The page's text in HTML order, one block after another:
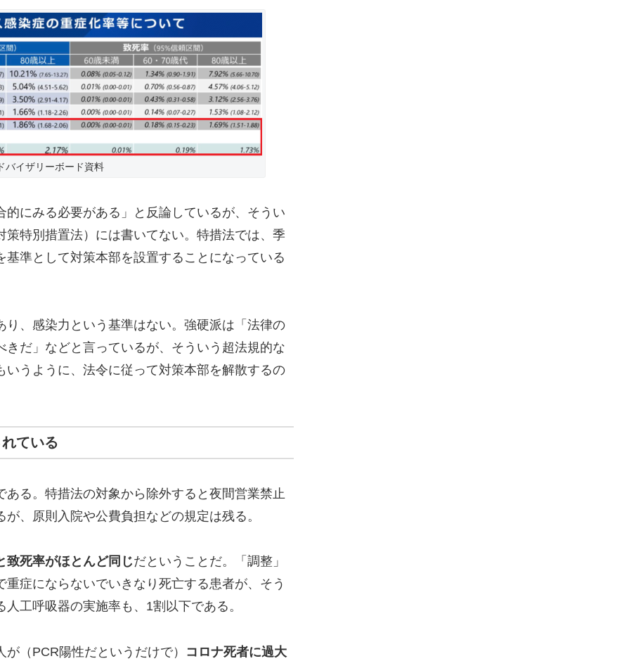
バイザリーボード資料
にみる必要がある」と反論しているが、そうい
特別措置法）には書いてない。特措法では、季
準として対策本部を設置することになっている
り、感染力という基準はない。強硬派は「法律の
だ」などと言っているが、そういう超法規的な
いうように、法令に従って対策本部を解散するの
ている
る。特措法の対象から除外すると夜間営業禁止
、原則入院や公費負担などの規定は残る。
致死率がほとんど同じだということだ。「調整」
症にならないでいきなり死亡する患者が、そう
工呼吸器の実施率も、1割以下である。
（PCR陽性だというだけで）
コロナ死者に過大